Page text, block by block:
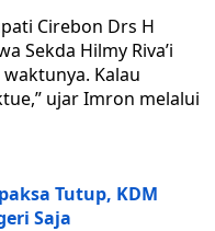
Cirebon Drs H
Sekda Hilmy Riva’i
Kalau
ujar Imron melalui
Tutup, KDM
Saja